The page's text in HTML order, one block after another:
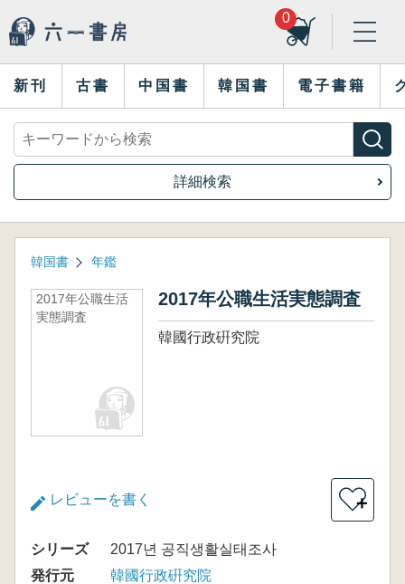
0
新刊 古書 中国書 韓国書 電子書籍
詳細検索
韓国書 年鑑
2017年公職生活
実態調査
2017年公職生活実態調査
韓國行政硏究院
レビューを書く ＋
シリーズ
2017년 공직생활실태조사
発行元
韓國行政硏究院